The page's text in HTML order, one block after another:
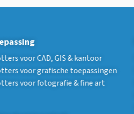
voor CAD, GIS & kantoor
voor grafische toepassingen
voor fotografie & fine art